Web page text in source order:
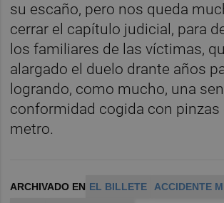
su escaño, pero nos queda
cerrar el capítulo judicial, para
los familiares de las víctimas,
alargado el duelo drante años
logrando, como mucho, una
conformidad cogida con pinzas
metro.
ARCHIVADO EN EL BILLETE ACCIDENTE